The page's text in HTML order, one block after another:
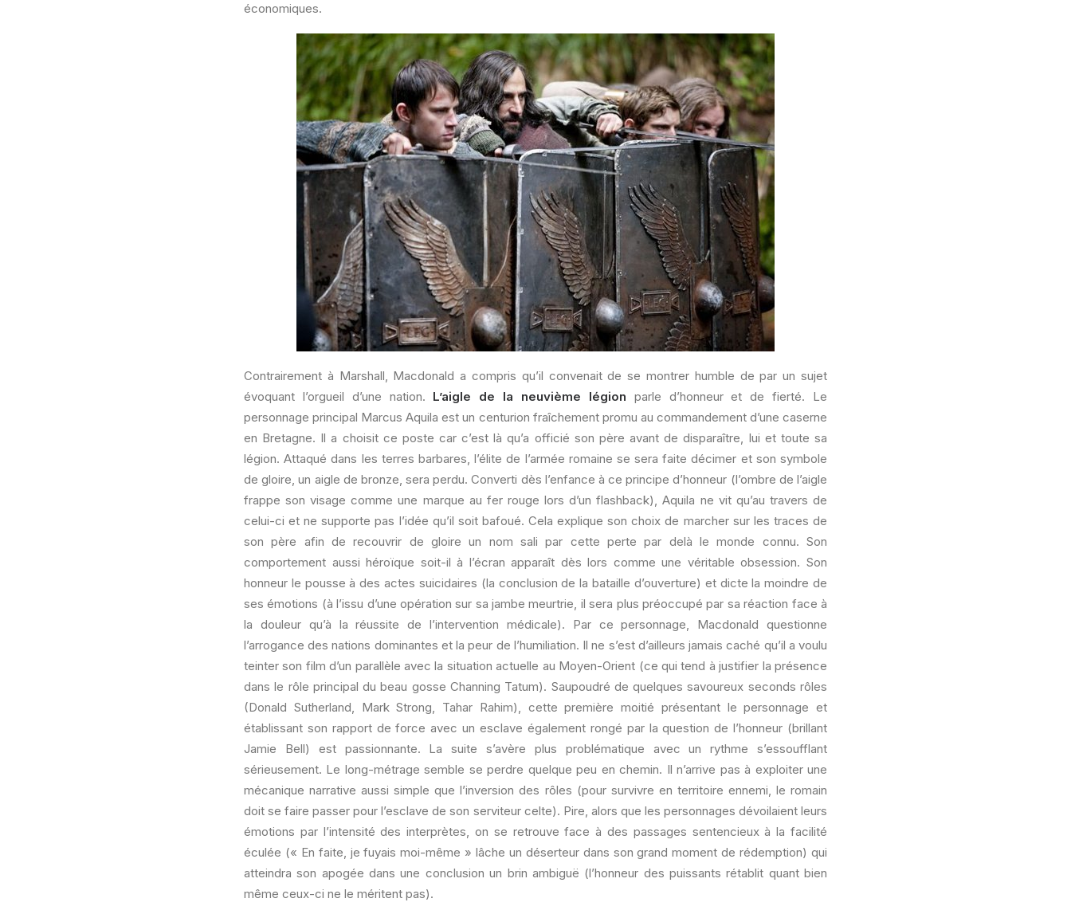
économiques.
Contrairement à Marshall, Macdonald a compris qu’il convenait de se montrer humble de par un sujet
évoquant l’orgueil d’une nation. L’aigle de la neuvième légion parle d’honneur et de fierté. Le
personnage principal Marcus Aquila est un centurion fraîchement promu au commandement d’une caserne
en Bretagne. Il a choisit ce poste car c’est là qu’a officié son père avant de disparaître, lui et toute sa
légion. Attaqué dans les terres barbares, l’élite de l’armée romaine se sera faite décimer et son symbole
de gloire, un aigle de bronze, sera perdu. Converti dès l’enfance à ce principe d’honneur (l’ombre de l’aigle
frappe son visage comme une marque au fer rouge lors d’un flashback), Aquila ne vit qu’au travers de
celui-ci et ne supporte pas l’idée qu’il soit bafoué. Cela explique son choix de marcher sur les traces de
son père afin de recouvrir de gloire un nom sali par cette perte par delà le monde connu. Son
comportement aussi héroïque soit-il à l’écran apparaît dès lors comme une véritable obsession. Son
honneur le pousse à des actes suicidaires (la conclusion de la bataille d’ouverture) et dicte la moindre de
ses émotions (à l’issu d’une opération sur sa jambe meurtrie, il sera plus préoccupé par sa réaction face à
la douleur qu’à la réussite de l’intervention médicale). Par ce personnage, Macdonald questionne
l’arrogance des nations dominantes et la peur de l’humiliation. Il ne s’est d’ailleurs jamais caché qu’il a voulu
teinter son film d’un parallèle avec la situation actuelle au Moyen-Orient (ce qui tend à justifier la présence
dans le rôle principal du beau gosse Channing Tatum). Saupoudré de quelques savoureux seconds rôles
(Donald Sutherland, Mark Strong, Tahar Rahim), cette première moitié présentant le personnage et
établissant son rapport de force avec un esclave également rongé par la question de l’honneur (brillant
Jamie Bell) est passionnante. La suite s’avère plus problématique avec un rythme s’essoufflant
sérieusement. Le long-métrage semble se perdre quelque peu en chemin. Il n’arrive pas à exploiter une
mécanique narrative aussi simple que l’inversion des rôles (pour survivre en territoire ennemi, le romain
doit se faire passer pour l’esclave de son serviteur celte). Pire, alors que les personnages dévoilaient leurs
émotions par l’intensité des interprètes, on se retrouve face à des passages sentencieux à la facilité
éculée (« En faite, je fuyais moi-même » lâche un déserteur dans son grand moment de rédemption) qui
atteindra son apogée dans une conclusion un brin ambiguë (l’honneur des puissants rétablit quant bien
même ceux-ci ne le méritent pas).